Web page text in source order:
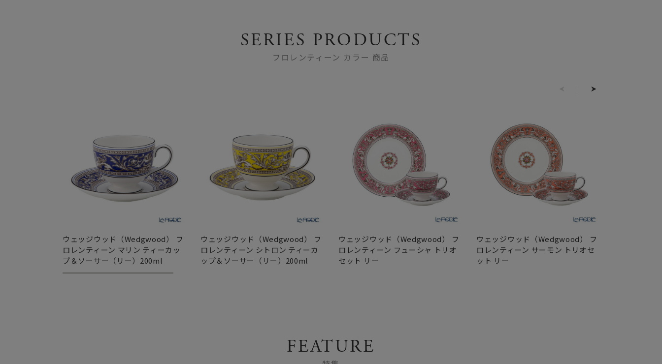
SERIES PRODUCTS
フロレンティーン カラー 商品
ウェッジウッド（Wedgwood） フ
ロレンティーン マリン ティーカッ
プ＆ソーサー（リー）200ml
ウェッジウッド（Wedgwood） フ
ロレンティーン シトロン ティーカ
ップ＆ソーサー（リー）200ml
ウェッジウッド（Wedgwood） フ
ロレンティーン フューシャ トリオ
セット リー
ウェッジウッド（Wedgwood） フ
ロレンティーン サーモン トリオセ
ット リー
FEATURE